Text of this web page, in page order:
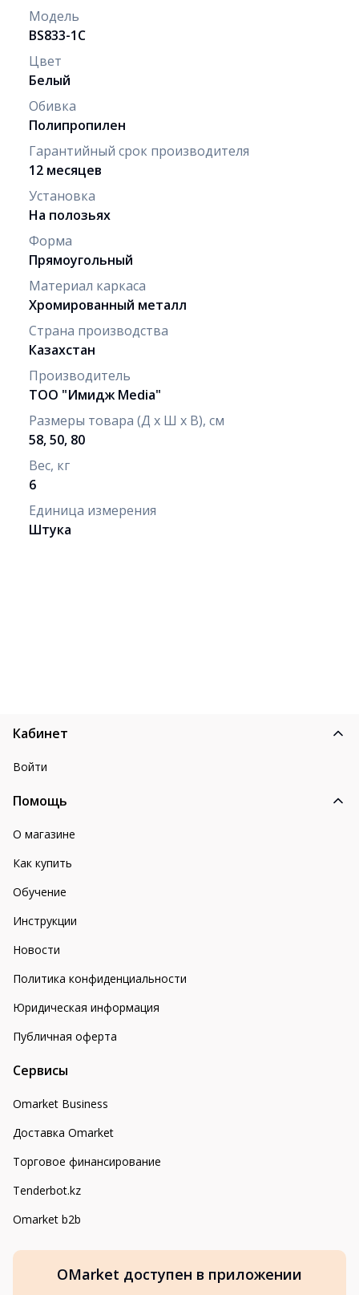
Модель
BS833-1C
Цвет
Белый
Обивка
Полипропилен
Гарантийный срок производителя
12 месяцев
Установка
На полозьях
Форма
Прямоугольный
Материал каркаса
Хромированный металл
Страна производства
Казахстан
Производитель
ТОО "Имидж Media"
Размеры товара (Д х Ш х В), см
58, 50, 80
Вес, кг
6
Единица измерения
Штука
Кабинет
Войти
Помощь
О магазине
Как купить
Обучение
Инструкции
Новости
Политика конфиденциальности
Юридическая информация
Публичная оферта
Сервисы
Omarket Business
Доставка Omarket
Торговое финансирование
Tenderbot.kz
Omarket b2b
OMarket доступен в приложении